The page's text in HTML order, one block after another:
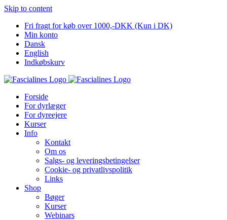
Skip to content
Fri fragt for køb over 1000,-DKK (Kun i DK)
Min konto
Dansk
English
Indkøbskurv
Forside
For dyrlæger
For dyreejere
Kurser
Info
Kontakt
Om os
Salgs- og leveringsbetingelser
Cookie- og privatlivspolitik
Links
Shop
Bøger
Kurser
Webinars